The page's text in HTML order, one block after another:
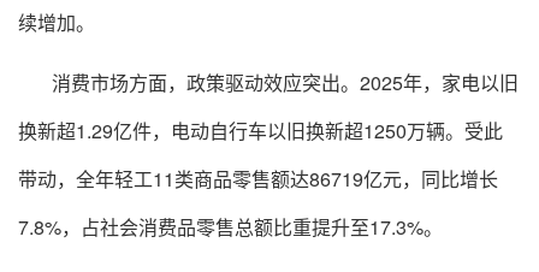
续增加。
消费市场方面，政策驱动效应突出。2025年，家电以旧
换新超1.29亿件，电动自行车以旧换新超1250万辆。受此
带动，全年轻工11类商品零售额达86719亿元，同比增长
7.8%，占社会消费品零售总额比重提升至17.3%。